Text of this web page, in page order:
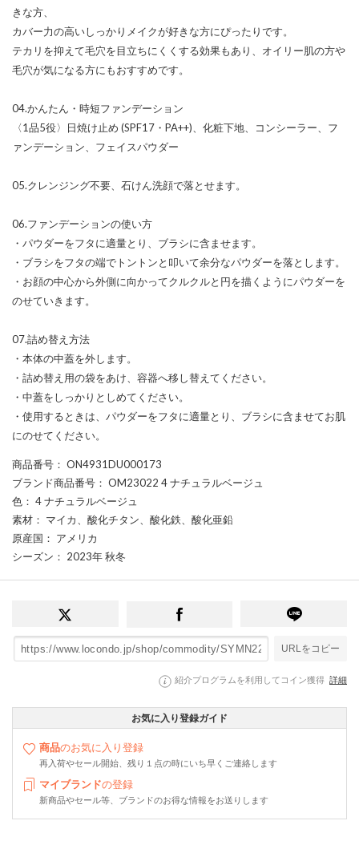
きな方、
カバー力の高いしっかりメイクが好きな方にぴったりです。
テカリを抑えて毛穴を目立ちにくくする効果もあり、オイリー肌の方や
毛穴が気になる方にもおすすめです。
04.かんたん・時短ファンデーション
〈1品5役〉日焼け止め (SPF17・PA++)、化粧下地、コンシーラー、フ
ァンデーション、フェイスパウダー
05.クレンジング不要、石けん洗顔で落とせます。
06.ファンデーションの使い方
・パウダーをフタに適量とり、ブラシに含ませます。
・ブラシをフタの端でトントンと叩いて余分なパウダーを落とします。
・お顔の中心から外側に向かってクルクルと円を描くようにパウダーを
のせていきます。
07.詰め替え方法
・本体の中蓋を外します。
・詰め替え用の袋をあけ、容器へ移し替えてください。
・中蓋をしっかりとしめてください。
・使用するときは、パウダーをフタに適量とり、ブラシに含ませてお肌
にのせてください。
商品番号 ： ON4931DU000173
ブランド商品番号 ： OM23022 4 ナチュラルベージュ
色 ： 4 ナチュラルベージュ
素材 ： マイカ、酸化チタン、酸化鉄、酸化亜鉛
原産国 ： アメリカ
シーズン ： 2023年 秋冬
URLをコピー
紹介プログラムを利用してコイン獲得 詳細
お気に入り登録ガイド
商品のお気に入り登録
再入荷やセール開始、残り１点の時にいち早くご連絡します
マイブランドの登録
新商品やセール等、ブランドのお得な情報をお送りします